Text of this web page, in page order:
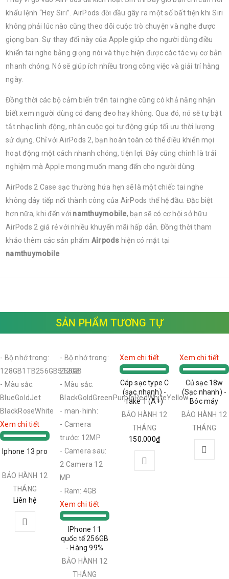
khẩu lệnh “Hey Siri”. AirPods đời đầu gây ra một số bất tiện khi Siri
không phải lúc nào cũng theo dõi cuộc trò chuyện và nghe được
giọng bạn. Sự thay đổi này của Apple giúp cho người dùng điều
khiển tai nghe bằng giọng nói và thực hiện được các tác vụ cơ bản
nhanh chóng. Nó sẽ giúp ích nhiều trong công việc và giải trí hằng
ngày.
Đồng thời các bộ cảm biến trên tai nghe cũng có khả năng nhận
biết xem người dùng có đang đeo hay không. Qua đó, nó sẽ tự bật
tắt nhạc linh động, nhận cuộc gọi tự động giúp tối ưu thời lượng
sử dụng. Chỉ với AirPods 2, bạn hoàn toàn có thể điều khiển mọi
hoạt động một cách nhanh chóng, tiện lợi. Đây cũng chính là trải
nghiệm mà Apple mong muốn mang đến cho người dùng.
AirPods 2 Case sạc thường hứa hẹn sẽ là một chiếc tai nghe
không dây tiếp nối thành công của AirPods thế hệ đầu. Đặc biệt
hơn nữa, khi đến với namthuymobile, bạn sẽ có cơ hội sở hữu
AirPods 2 giá rẻ với nhiều khuyến mãi hấp dẫn. Đồng thời tham
khảo thêm các sản phẩm Airpods hiện có mặt tại
namthuymobile
SẢN PHẨM TƯƠNG TỰ
- Bộ nhớ trong:
128GB1TB256GB512GB
- Màu sắc:
BlueGoldJet
BlackRoseWhite
Xem chi tiết
Iphone 13 pro
BẢO HÀNH 12
THÁNG
Liên hệ
- Bộ nhớ trong:
256GB
- Màu sắc:
BlackGoldGreenPurpleRedWhiteYellow
- man-hinh:
- Camera
trước: 12MP
- Camera sau:
2 Camera 12
MP
- Ram: 4GB
Xem chi tiết
IPhone 11
quốc tế 256GB
- Hàng 99%
BẢO HÀNH 12
THÁNG
Xem chi tiết
Cáp sạc type C
(sạc nhanh) -
fake 1 (A+)
BẢO HÀNH 12
THÁNG
150.000₫
Xem chi tiết
Củ sạc 18w
(Sạc nhanh) -
Bóc máy
BẢO HÀNH 12
THÁNG